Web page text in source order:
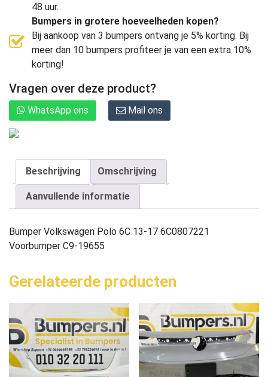
48 uur.
Bumpers in grotere hoeveelheden kopen?
Bij aankoop van 3 bumpers ontvang je 5% korting. Bij
meer dan 10 bumpers profiteer je van een extra 10%
korting!
Vragen over deze product?
WhatsApp ons Mail ons
Beschrijving Omschrijving
Aanvullende informatie
Bumper Volkswagen Polo 6C 13-17 6C0807221
Voorbumper C9-19655
Gerelateerde producten